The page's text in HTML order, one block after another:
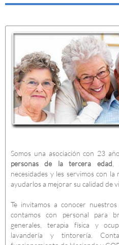
Somos una asociación con 23
personas de la tercera edad
necesidades y les servimos con
ayudarlos a mejorar su calidad de
Te invitamos a conocer
contamos con personal para
generales, terapia física y
lavandería y tintorería.